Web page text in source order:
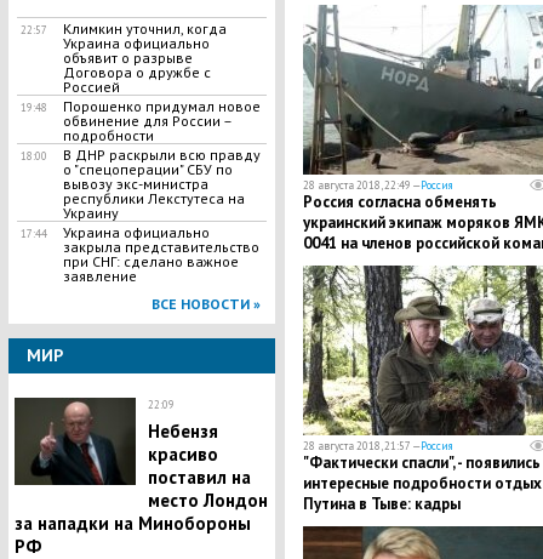
22:57
Климкин уточнил, когда
Украина официально
объявит о разрыве
Договора о дружбе с
Россией
19:48
Порошенко придумал новое
обвинение для России –
подробности
18:00
В ДНР раскрыли всю правду
о "спецоперации" СБУ по
вывозу экс-министра
республики Лекстутеса на
Украину
17:44
Украина официально
закрыла представительство
при СНГ: сделано важное
заявление
ВСЕ НОВОСТИ »
МИР
22:09
Небензя
красиво
поставил на
место Лондон
за нападки на Минобороны
РФ
28 августа 2018, 22:49 —Россия
Россия согласна обменять
украинский экипаж моряков
0041 на членов российской
с "Норда"
28 августа 2018, 21:57 —Россия
"Фактически спасли", - появились
интересные подробности
Путина в Тыве: кадры